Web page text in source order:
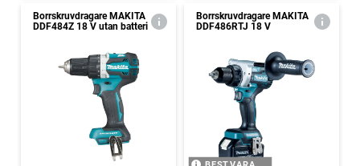
Borrskruvdragare MAKITA
DDF484Z 18 V utan batteri
Borrskruvdragare MAKITA
DDF486RTJ 18 V